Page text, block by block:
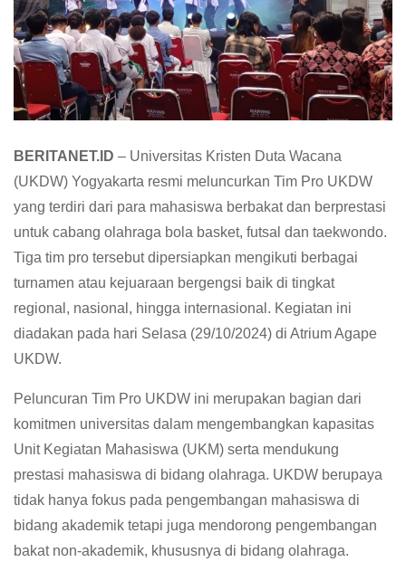
BERITANET.ID – Universitas Kristen Duta Wacana
(UKDW) Yogyakarta resmi meluncurkan Tim Pro UKDW
yang terdiri dari para mahasiswa berbakat dan berprestasi
untuk cabang olahraga bola basket, futsal dan taekwondo.
Tiga tim pro tersebut dipersiapkan mengikuti berbagai
turnamen atau kejuaraan bergengsi baik di tingkat
regional, nasional, hingga internasional. Kegiatan ini
diadakan pada hari Selasa (29/10/2024) di Atrium Agape
UKDW.
Peluncuran Tim Pro UKDW ini merupakan bagian dari
komitmen universitas dalam mengembangkan kapasitas
Unit Kegiatan Mahasiswa (UKM) serta mendukung
prestasi mahasiswa di bidang olahraga. UKDW berupaya
tidak hanya fokus pada pengembangan mahasiswa di
bidang akademik tetapi juga mendorong pengembangan
bakat non-akademik, khususnya di bidang olahraga.